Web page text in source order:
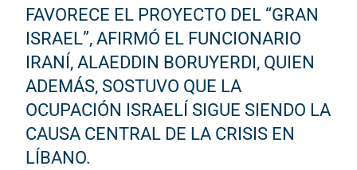
FAVORECE EL PROYECTO DEL “GRAN
ISRAEL”, AFIRMÓ EL FUNCIONARIO
IRANÍ, ALAEDDIN BORUYERDI, QUIEN
ADEMÁS, SOSTUVO QUE LA
OCUPACIÓN ISRAELÍ SIGUE SIENDO LA
CAUSA CENTRAL DE LA CRISIS EN
LÍBANO.